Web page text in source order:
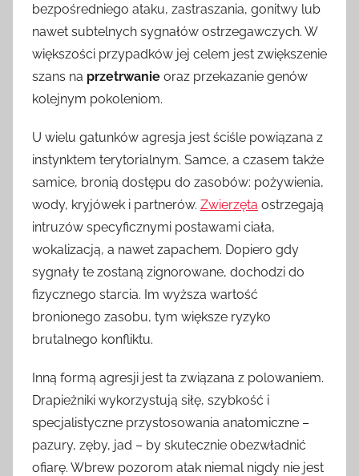
bezpośredniego ataku, zastraszania, gonitwy lub
nawet subtelnych sygnałów ostrzegawczych. W
większości przypadków jej celem jest zwiększenie
szans na przetrwanie oraz przekazanie genów
kolejnym pokoleniom.
U wielu gatunków agresja jest ściśle powiązana z
instynktem terytorialnym. Samce, a czasem także
samice, bronią dostępu do zasobów: pożywienia,
wody, kryjówek i partnerów. Zwierzęta ostrzegają
intruzów specyficznymi postawami ciała,
wokalizacją, a nawet zapachem. Dopiero gdy
sygnały te zostaną zignorowane, dochodzi do
fizycznego starcia. Im wyższa wartość
bronionego zasobu, tym większe ryzyko
brutalnego konfliktu.
Inną formą agresji jest ta związana z polowaniem.
Drapieżniki wykorzystują siłę, szybkość i
specjalistyczne przystosowania anatomiczne –
pazury, zęby, jad – by skutecznie obezwładnić
ofiarę. Wbrew pozorom atak niemal nigdy nie jest